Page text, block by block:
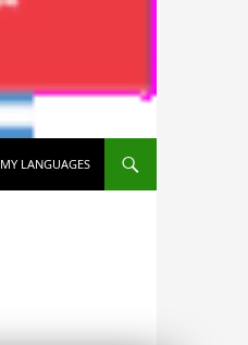
MY LANGUAGES